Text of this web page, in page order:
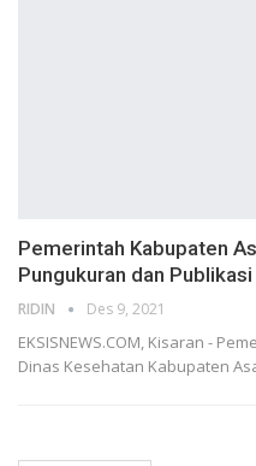
Pemerintah Kabupaten
Pungukuran dan
RIDIN Des 9, 2021
EKSISNEWS.COM, Kisaran -
Dinas Kesehatan Kabupaten